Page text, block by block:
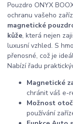
Pouzdro ONYX
ochranu vašeho
magnetické
kůže, která nejen
luxusní vzhled. S
přenosné, což je
Nabízí řadu
Magnetické
chránit váš e-
Možnost
používání